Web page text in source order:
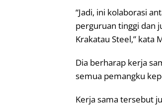
“Jadi, ini kolaborasi
perguruan tinggi dan
Krakatau Steel,” kata
Dia berharap kerja
semua pemangku
Kerja sama tersebut